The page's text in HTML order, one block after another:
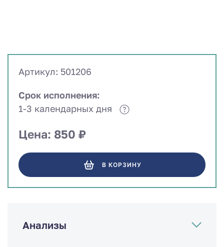
Анализы
Артикул: 501206
Срок исполнения:
1-3 календарных дня
Цена: 850 ₽
В КОРЗИНУ